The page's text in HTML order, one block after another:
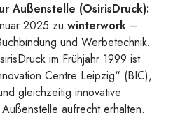
Außenstelle (OsirisDruck):
2025 zu winterwork –
und Werbetechnik.
im Frühjahr 1999 ist
Centre Leipzig“ (BIC),
gleichzeitig innovative
aufrecht erhalten.